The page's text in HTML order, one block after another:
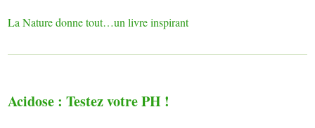
La Nature donne tout…un livre inspirant
Acidose : Testez votre PH !